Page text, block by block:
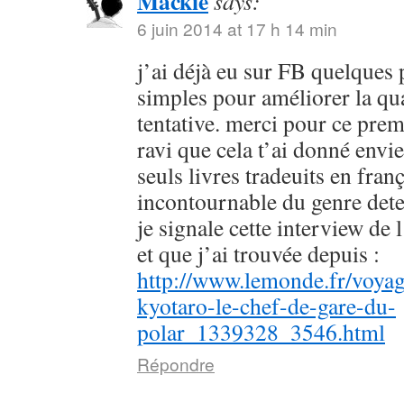
6 juin 2014 at 17 h 14 min
j’ai déjà eu sur FB quelques
simples pour améliorer la
tentative. merci pour ce
ravi que cela t’ai donné
seuls livres tradeuits en
incontournable du genre
je signale cette interview de
et que j’ai trouvée depuis :
http://www.lemonde.fr/
kyotaro-le-chef-de-gare-du-
polar_1339328_3546.html
Répondre